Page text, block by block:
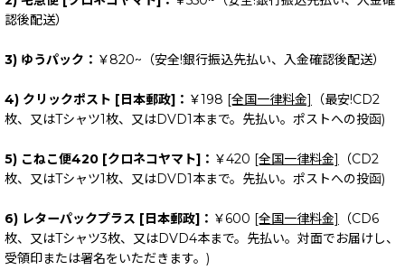
認後配送）
3) ゆうパック： ￥820~（安全!銀行振込先払い、入金確認後配送）
4) クリックポスト [日本郵政]： ￥198 [全国一律料金]
（最安!CD2
枚、又はTシャツ1枚、又はDVD1本まで。先払い。ポストへの投函)
5) こねこ便420 [クロネコヤマト]： ￥420 [全国一律料金]
（CD2
枚、又はTシャツ1枚、又はDVD1本まで。先払い。ポストへの投函)
6) レターパックプラス [日本郵政]： ￥600 [全国一律料金]
（CD6
枚、又はTシャツ3枚、又はDVD4本まで。先払い。対面でお届けし、
受領印または署名をいただきます。)